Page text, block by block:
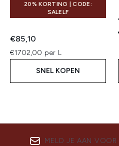
20% KORTING | CODE:
SALELF
€85,10
€1702,00 per L
SNEL KOPEN
MELD JE AAN VOOR